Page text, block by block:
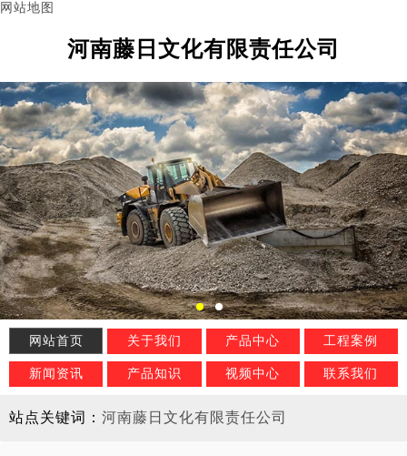
网站地图
河南藤日文化有限责任公司
网站首页 关于我们 产品中心 工程案例
新闻资讯 产品知识 视频中心 联系我们
站点关键词： 河南藤日文化有限责任公司